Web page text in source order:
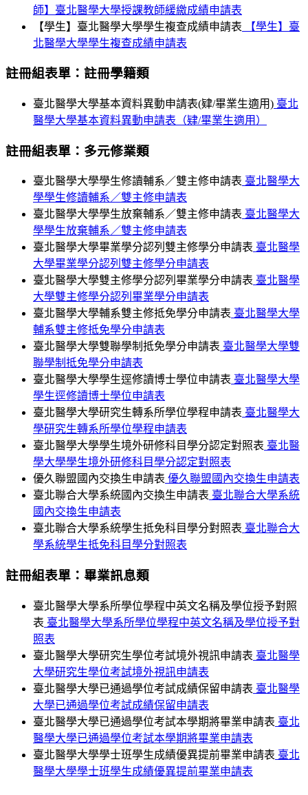
師】臺北醫學大學授課教師緩繳成績申請表
【學生】臺北醫學大學學生複查成績申請表 【學生】臺
北醫學大學學生複查成績申請表
註冊組表單：註冊學籍類
臺北醫學大學基本資料異動申請表(肄/畢業生適用) 臺北
醫學大學基本資料異動申請表（肄/畢業生適用）
註冊組表單：多元修業類
臺北醫學大學學生修讀輔系／雙主修申請表 臺北醫學大
學學生修讀輔系／雙主修申請表
臺北醫學大學學生放棄輔系／雙主修申請表 臺北醫學大
學學生放棄輔系／雙主修申請表
臺北醫學大學畢業學分認列雙主修學分申請表 臺北醫學
大學畢業學分認列雙主修學分申請表
臺北醫學大學雙主修學分認列畢業學分申請表 臺北醫學
大學雙主修學分認列畢業學分申請表
臺北醫學大學輔系雙主修抵免學分申請表 臺北醫學大學
輔系雙主修抵免學分申請表
臺北醫學大學雙聯學制抵免學分申請表 臺北醫學大學雙
聯學制抵免學分申請表
臺北醫學大學學生逕修讀博士學位申請表 臺北醫學大學
學生逕修讀博士學位申請表
臺北醫學大學研究生轉系所學位學程申請表 臺北醫學大
學研究生轉系所學位學程申請表
臺北醫學大學學生境外研修科目學分認定對照表 臺北醫
學大學學生境外研修科目學分認定對照表
優久聯盟國內交換生申請表 優久聯盟國內交換生申請表
臺北聯合大學系統國內交換生申請表 臺北聯合大學系統
國內交換生申請表
臺北聯合大學系統學生抵免科目學分對照表 臺北聯合大
學系統學生抵免科目學分對照表
註冊組表單：畢業訊息類
臺北醫學大學系所學位學程中英文名稱及學位授予對照
表 臺北醫學大學系所學位學程中英文名稱及學位授予對
照表
臺北醫學大學研究生學位考試境外視訊申請表 臺北醫學
大學研究生學位考試境外視訊申請表
臺北醫學大學已通過學位考試成績保留申請表 臺北醫學
大學已通過學位考試成績保留申請表
臺北醫學大學已通過學位考試本學期將畢業申請表 臺北
醫學大學已通過學位考試本學期將畢業申請表
臺北醫學大學學士班學生成績優異提前畢業申請表 臺北
醫學大學學士班學生成績優異提前畢業申請表